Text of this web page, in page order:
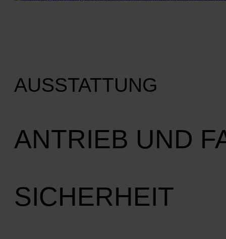
AUSSTATTUNG
ANTRIEB UND
SICHERHEIT